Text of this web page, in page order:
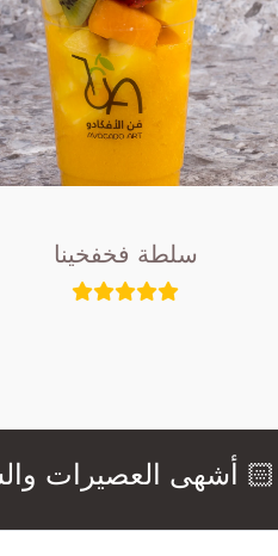
سلطة فخفخينا
العصيرات